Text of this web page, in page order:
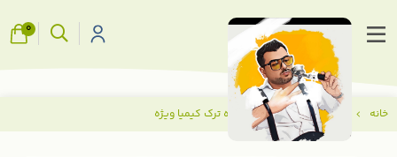
خانه قهوه های ترکیبی قهوه ترک کیمیا ویژه
0